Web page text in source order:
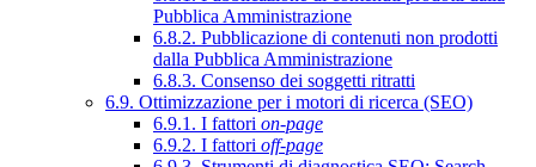
Pubblica Amministrazione
6.8.2. Pubblicazione di contenuti non prodotti
dalla Pubblica Amministrazione
6.8.3. Consenso dei soggetti ritratti
6.9. Ottimizzazione per i motori di ricerca (SEO)
6.9.1. I fattori on-page
6.9.2. I fattori off-page